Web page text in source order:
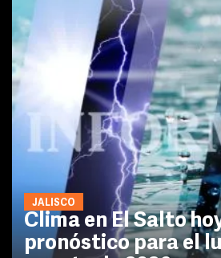
JALISCO
Clima en El Salto
pronóstico para el